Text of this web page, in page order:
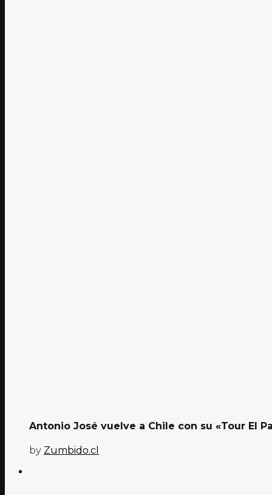
Antonio José vuelve a Chile con su «Tour El
by Zumbido.cl